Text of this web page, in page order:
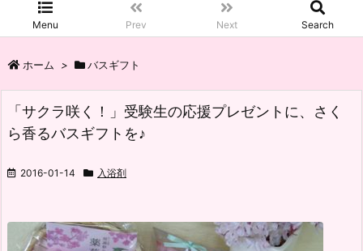
Menu Prev Next Search
ホーム > バスギフト
「サクラ咲く！」受験生の応援プレゼントに、さく
ら香るバスギフトを♪
2016-01-14 入浴剤